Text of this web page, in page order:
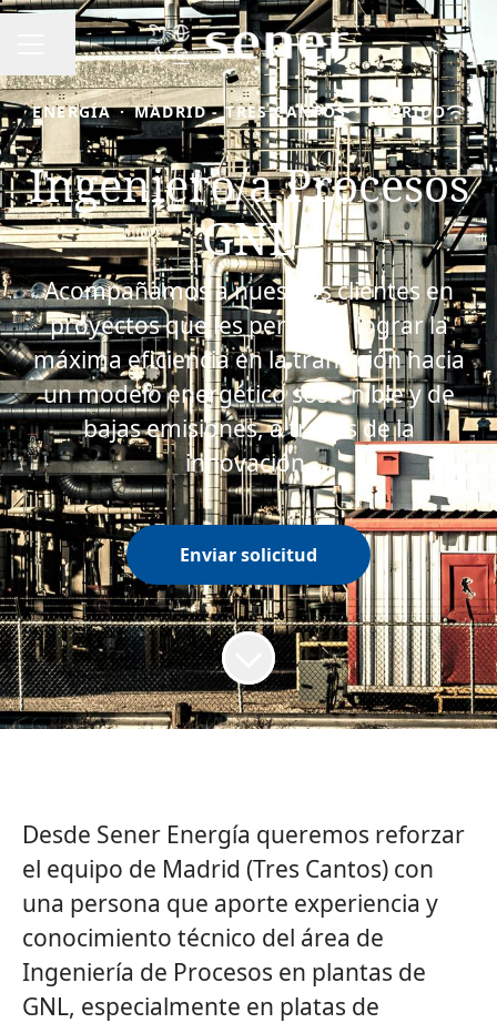
MENÚ DE EMPLEO
Compartir página
ENERGÍA · MADRID - TRES CANTOS · HÍBRIDO
Ingeniero/a Procesos
GNL
Acompañamos a nuestros clientes en
proyectos que les permitan lograr la
máxima eficiencia en la transición hacia
un modelo energético sostenible y de
bajas emisiones, a través de la
innovación.
Enviar solicitud
Desde Sener Energía queremos reforzar
el equipo de Madrid (Tres Cantos) con
una persona que aporte experiencia y
conocimiento técnico del área de
Ingeniería de Procesos en plantas de
GNL, especialmente en platas de